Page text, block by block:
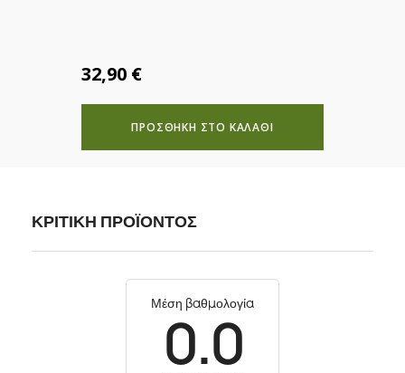
32,90 €
ΠΡΟΣΘΗΚΗ ΣΤΟ ΚΑΛΑΘΙ
ΚΡΙΤΙΚΗ ΠΡΟΪΟΝΤΟΣ
Μέση βαθμολογία
0.0